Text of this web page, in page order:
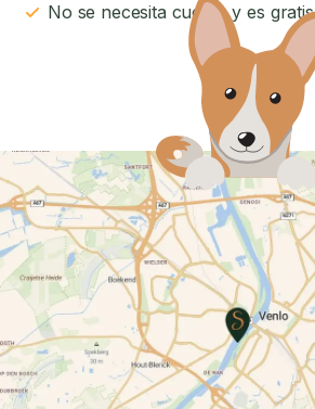
No se necesita cuenta y es gratis